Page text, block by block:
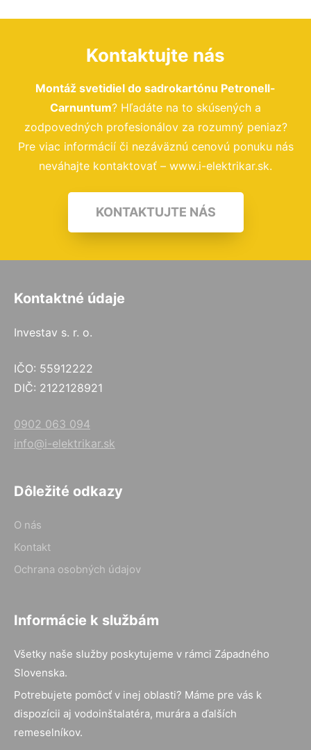
Kontaktujte nás
Montáž svetidiel do sadrokartónu Petronell-
Carnuntum? Hľadáte na to skúsených a
zodpovedných profesionálov za rozumný peniaz?
Pre viac informácií či nezáväznú cenovú ponuku nás
neváhajte kontaktovať – www.i-elektrikar.sk.
KONTAKTUJTE NÁS
Kontaktné údaje
Investav s. r. o.
IČO: 55912222
DIČ: 2122128921
0902 063 094
info@i-elektrikar.sk
Dôležité odkazy
O nás
Kontakt
Ochrana osobných údajov
Informácie k službám
Všetky naše služby poskytujeme v rámci Západného
Slovenska.
Potrebujete pomôcť v inej oblasti? Máme pre vás k
dispozícii aj vodoinštalatéra, murára a ďalších
remeselníkov.